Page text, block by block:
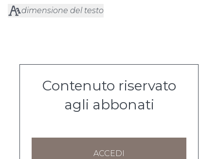
dimensione del testo
Contenuto riservato
agli abbonati
ACCEDI